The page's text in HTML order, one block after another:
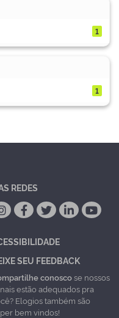
1
1
REDES
SEU FEEDBACK
conoscose nossos
estão adequados pra
Elogios também são
bem vindos!